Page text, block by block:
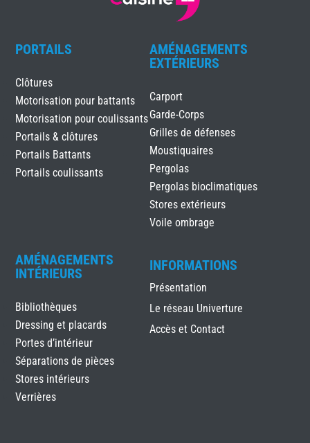
PORTAILS
Clôtures
Motorisation pour battants
Motorisation pour coulissants
Portails & clôtures
Portails Battants
Portails coulissants
AMÉNAGEMENTS
EXTÉRIEURS
Carport
Garde-Corps
Grilles de défenses
Moustiquaires
Pergolas
Pergolas bioclimatiques
Stores extérieurs
Voile ombrage
AMÉNAGEMENTS
INTÉRIEURS
Bibliothèques
Dressing et placards
Portes d’intérieur
Séparations de pièces
Stores intérieurs
Verrières
INFORMATIONS
Présentation
Le réseau Univerture
Accès et Contact